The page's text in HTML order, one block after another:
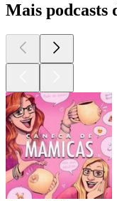
Mais podcasts